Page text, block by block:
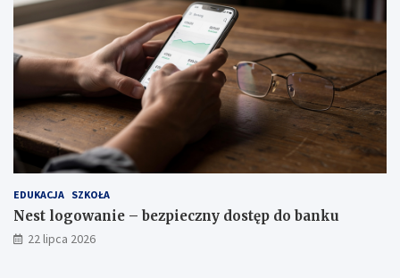
EDUKACJA SZKOŁA
Nest logowanie – bezpieczny dostęp do banku
22 lipca 2026